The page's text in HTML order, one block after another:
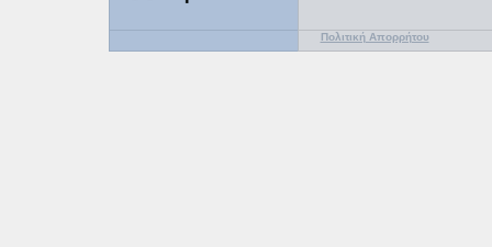
Πολιτική Απορρήτου